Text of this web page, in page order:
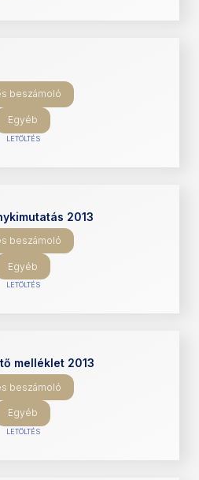
beszámoló
Egyéb
LETÖLTÉS
2013
beszámoló
Egyéb
LETÖLTÉS
melléklet 2013
beszámoló
Egyéb
LETÖLTÉS